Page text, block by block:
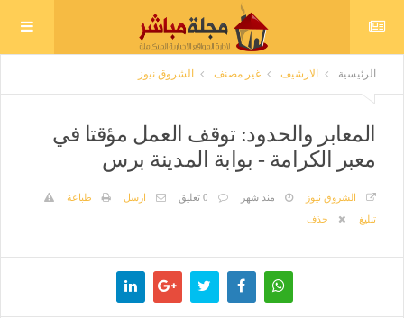
الرئيسية الارشيف غير مصنف الشروق نيوز
المعابر والحدود: توقف العمل مؤقتا في
معبر الكرامة - بوابة المدينة برس
الشروق نيوز منذ شهر 0 تعليق ارسل
طباعة
تبليغ
حذف